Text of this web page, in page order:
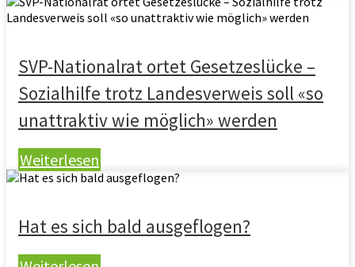
SVP-Nationalrat ortet Gesetzeslücke –
Sozialhilfe trotz Landesverweis soll «so
unattraktiv wie möglich» werden
Weiterlesen
Hat es sich bald ausgeflogen?